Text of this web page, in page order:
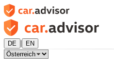
DE | EN